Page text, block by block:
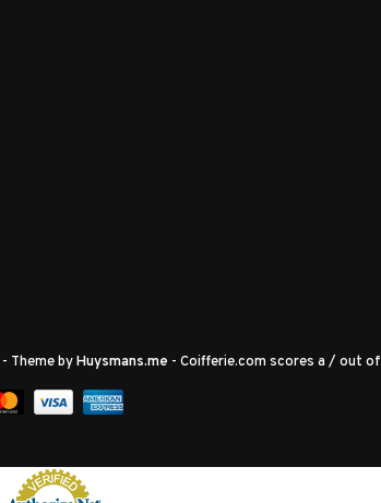
- Theme byHuysmans.me - Coifferie.com scores a / out of